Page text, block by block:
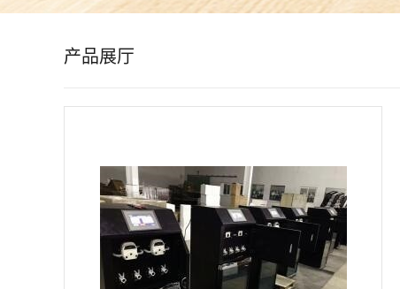
产品展厅